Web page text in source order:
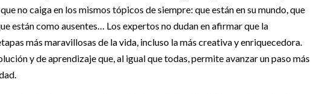
no caiga en los mismos tópicos de siempre: que están en su mundo, que
están como ausentes… Los expertos no dudan en afirmar que la
más maravillosas de la vida, incluso la más creativa y enriquecedora.
y de aprendizaje que, al igual que todas, permite avanzar un paso más